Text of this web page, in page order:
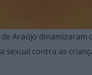
Araújo dinamizaram
sexual contra as